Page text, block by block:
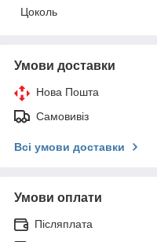
Цоколь
Умови доставки
Нова Пошта
Самовивіз
Всі умови доставки
Умови оплати
Післяплата